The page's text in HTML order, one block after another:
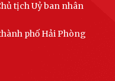
tịch Uỷ ban nhân
phố Hải Phòng